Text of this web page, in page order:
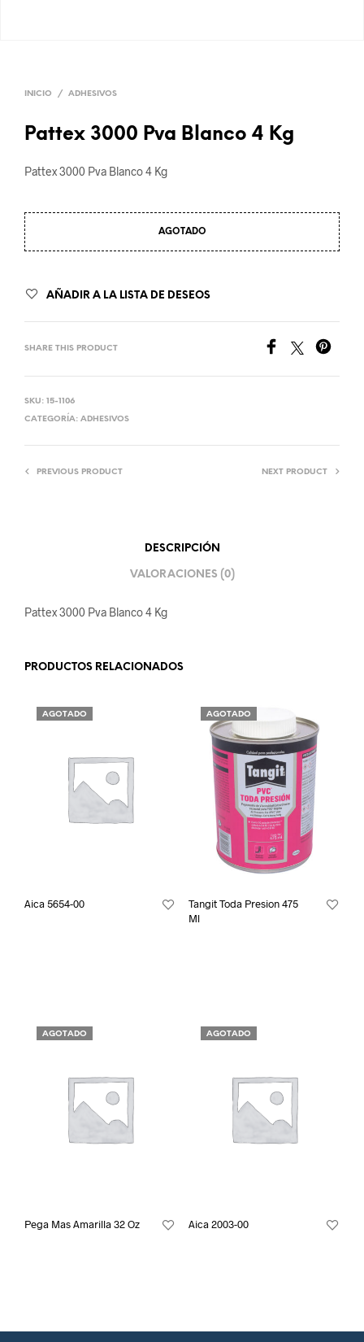
INICIO / ADHESIVOS
Pattex 3000 Pva Blanco 4 Kg
Pattex 3000 Pva Blanco 4 Kg
AGOTADO
AÑADIR A LA LISTA DE DESEOS
SHARE THIS PRODUCT
SKU: 15-1106
CATEGORÍA: ADHESIVOS
PREVIOUS PRODUCT NEXT PRODUCT
DESCRIPCIÓN
VALORACIONES (0)
Pattex 3000 Pva Blanco 4 Kg
PRODUCTOS RELACIONADOS
AGOTADO
Aica 5654-00
AGOTADO
Tangit Toda Presion 475
Ml
AGOTADO
Pega Mas Amarilla 32 Oz
AGOTADO
Aica 2003-00